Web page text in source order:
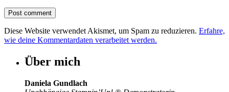
Diese Website verwendet Akismet, um Spam zu reduzieren. Erfahre,
wie deine Kommentardaten verarbeitet werden.
Über mich
Daniela Gundlach